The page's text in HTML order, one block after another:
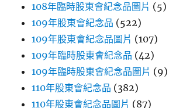
108年臨時股東會紀念品圖片 (5)
109年股東會紀念品 (522)
109年股東會紀念品圖片 (107)
109年臨時股東會紀念品 (42)
109年臨時股東會紀念品圖片 (9)
110年股東會紀念品 (382)
110年股東會紀念品圖片 (87)